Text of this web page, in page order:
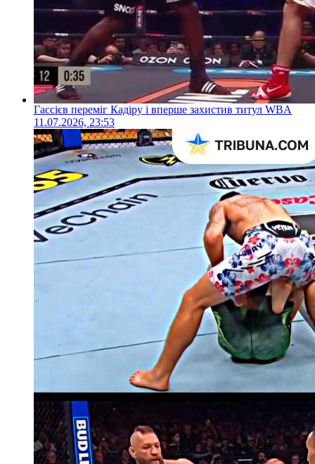
Гассієв переміг Кадіру і вперше захистив титул WBA
11.07.2026, 23:53